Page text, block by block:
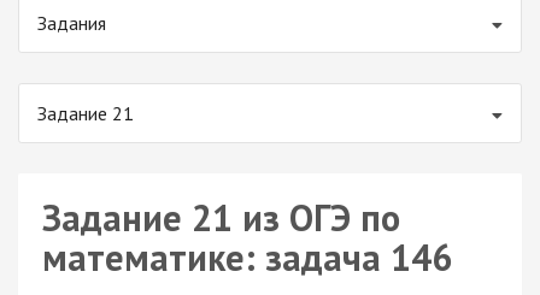
Задания
Задание 21
Задание 21 из ОГЭ по
математике: задача 146